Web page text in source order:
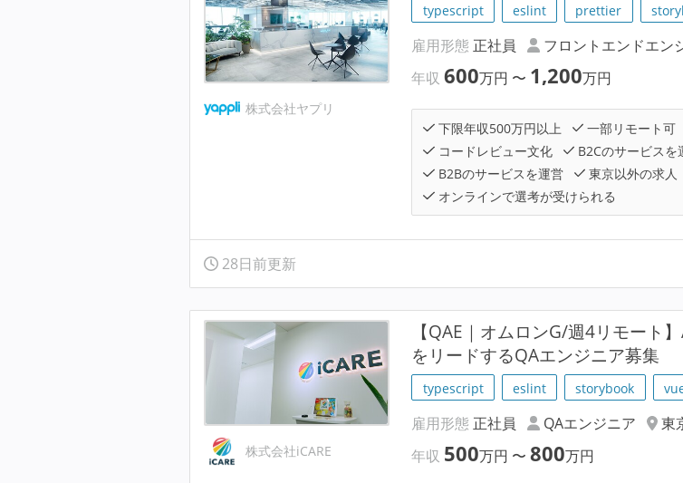
株式会社ヤプリ
typescript eslint prettier
雇用形態 正社員 フロントエンドエン
年収600万円 〜 1,200万円
下限年収500万円以上 一部リモート可
コードレビュー文化
B2Cのサービスを
B2Bのサービスを運営
東京以外の求人
オンラインで選考が受けられる
28日前更新
株式会社iCARE
【QAE｜オムロンG/週4リモート
をリードするQAエンジニア募集
typescript eslint storybook
雇用形態 正社員 QAエンジニア
東
年収 500万円 〜800万円